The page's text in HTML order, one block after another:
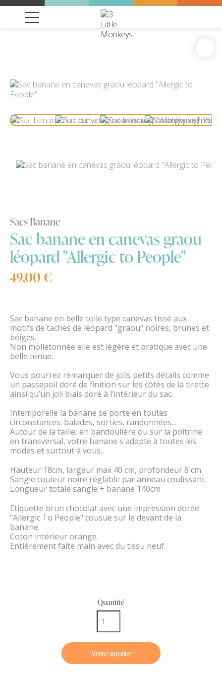
Sacs Banane
Sac banane en canevas graou
léopard "Allergic to People"
49,00 €
Sac banane en belle toile type canevas tissé aux
motifs de taches de léopard "graou" noires, brunes et
beiges.
Non molletonnée elle est légère et pratique avec une
belle tenue.
Vous pourrez remarquer de jolis petits détails comme
un passepoil doré de finition sur les côtés de la tirette
ainsi qu’un joli biais doré à l’intérieur du sac.
Intemporelle la banane se porte en toutes
circonstances: balades, sorties, randonnées...
Autour de la taille, en bandoulière ou sur la poitrine
en transversal, votre banane s'adapte à toutes les
modes et surtout à vous.
Hauteur 18cm, largeur max 40 cm, profondeur 8 cm.
Sangle couleur noire réglable par anneau coulissant.
Longueur totale sangle + banane 140cm
Etiquette brun chocolat avec une impression dorée
"Allergic To People" cousue sur le devant de la
banane.
Coton intérieur orange.
Entièrement faite main avec du tissu neuf.
Quantité
Ajouter au panier